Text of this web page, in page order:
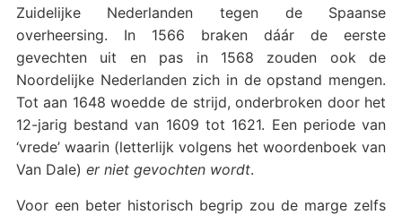
Zuidelijke Nederlanden tegen de Spaanse
overheersing. In 1566 braken dáár de eerste
gevechten uit en pas in 1568 zouden ook de
Noordelijke Nederlanden zich in de opstand mengen.
Tot aan 1648 woedde de strijd, onderbroken door het
12-jarig bestand van 1609 tot 1621. Een periode van
‘vrede’ waarin (letterlijk volgens het woordenboek van
Van Dale) er niet gevochten wordt.
Voor een beter historisch begrip zou de marge zelfs